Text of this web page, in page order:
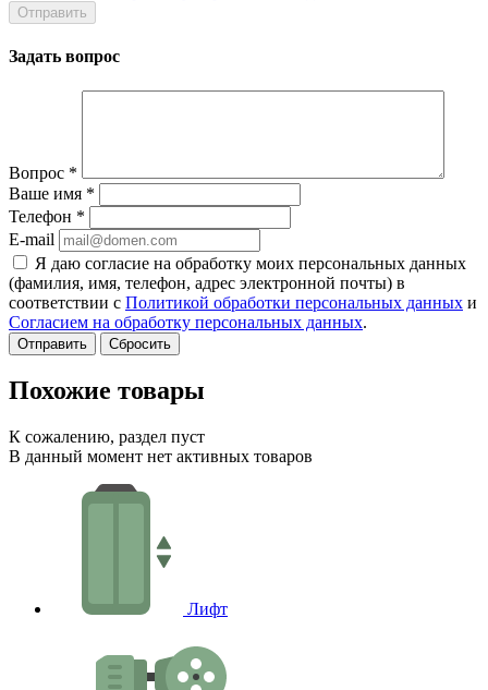
Задать вопрос
Вопрос *
Ваше имя *
Телефон *
E-mail
Я даю согласие на обработку моих персональных данных
(фамилия, имя, телефон, адрес электронной почты) в
соответствии с Политикой обработки персональных данных и
Согласием на обработку персональных данных.
Сбросить
Похожие товары
К сожалению, раздел пуст
В данный момент нет активных товаров
Лифт